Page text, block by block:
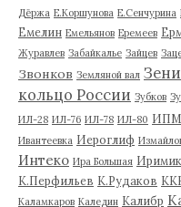
Дёржа Е.Коршунова Е.Сенчурина
Емелин Емельянов Еремеев
Журавлев Забайкалье Зайцев
Звонков Земляной вал
кольцо России Зубков
ИЛ-28 ИЛ-76 ИЛ-78 ИЛ-80 ИПМ
Ивантеевка Иероглиф
Интеко Ира Большая
К.Перфильев К.Рудаков
Каламкаров Каледин Калибр